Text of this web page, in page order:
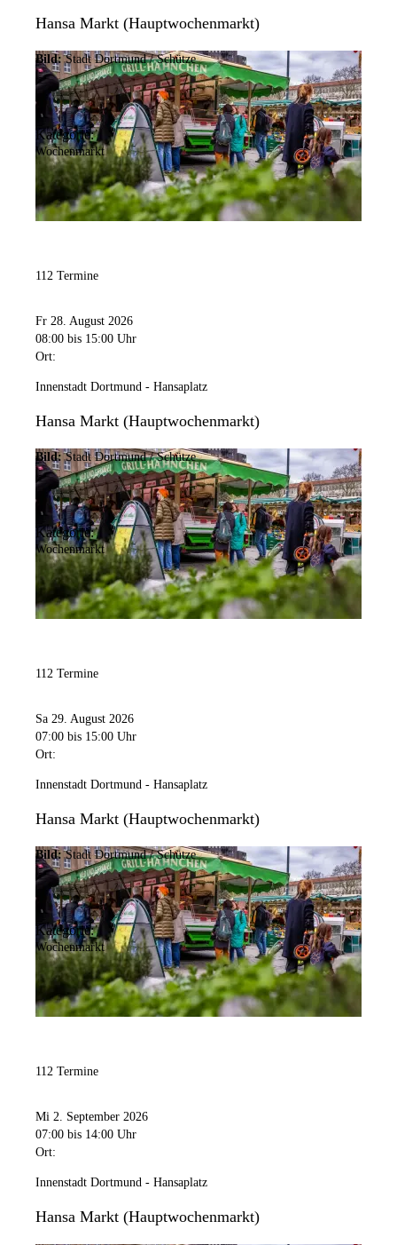
Hansa Markt (Hauptwochenmarkt)
Bild: Stadt Dortmund / Schütze
Kategorie:
Wochenmarkt
112 Termine
Fr 28. August 2026
08:00 bis 15:00 Uhr
Ort:
Innenstadt Dortmund - Hansaplatz
Hansa Markt (Hauptwochenmarkt)
Bild: Stadt Dortmund / Schütze
Kategorie:
Wochenmarkt
112 Termine
Sa 29. August 2026
07:00 bis 15:00 Uhr
Ort:
Innenstadt Dortmund - Hansaplatz
Hansa Markt (Hauptwochenmarkt)
Bild: Stadt Dortmund / Schütze
Kategorie:
Wochenmarkt
112 Termine
Mi 2. September 2026
07:00 bis 14:00 Uhr
Ort:
Innenstadt Dortmund - Hansaplatz
Hansa Markt (Hauptwochenmarkt)